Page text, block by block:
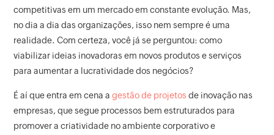
competitivas em um mercado em constante evolução. Mas,
no dia a dia das organizações, isso nem sempre é uma
realidade. Com certeza, você já se perguntou: como
viabilizar ideias inovadoras em novos produtos e serviços
para aumentar a lucratividade dos negócios?
É aí que entra em cena agestão de projetos de inovação nas
empresas, que segue processos bem estruturados para
promover a criatividade no ambiente corporativo e